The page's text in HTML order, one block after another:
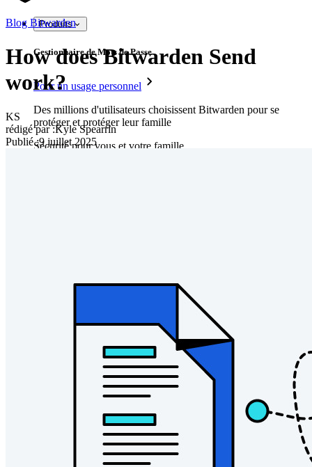
Produits
Gestionnaire de Mots de Passe
Pour un usage personnel
Des millions d'utilisateurs choisissent Bitwarden pour se
protéger et protéger leur famille
Sécurité pour vous et votre famille
Découvrir Secrets Manager
Gestion des secrets chiffrée de bout en bout pour le
développement, DevOps et les équipes IT.
Passwordless.dev et Passkeys
Déverrouillez les fonctions de la clé de sécurité et bien plus
encore en quelques lignes de code.
Documentation du Développeur
Blog Bitwarden
How does Bitwarden Send
work?
KS
rédigé par :Kyle Spearrin
Publié:9 juillet 2025